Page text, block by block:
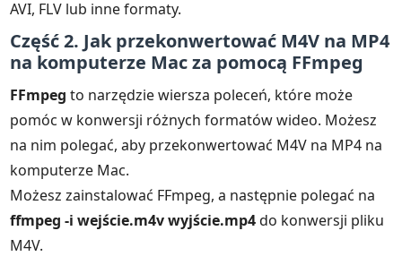
AVI, FLV lub inne formaty.
Część 2. Jak przekonwertować M4V na MP4
na komputerze Mac za pomocą FFmpeg
FFmpeg to narzędzie wiersza poleceń, które może
pomóc w konwersji różnych formatów wideo. Możesz
na nim polegać, aby przekonwertować M4V na MP4 na
komputerze Mac.
Możesz zainstalować FFmpeg, a następnie polegać na
ffmpeg -i wejście.m4v wyjście.mp4do konwersji pliku
M4V.